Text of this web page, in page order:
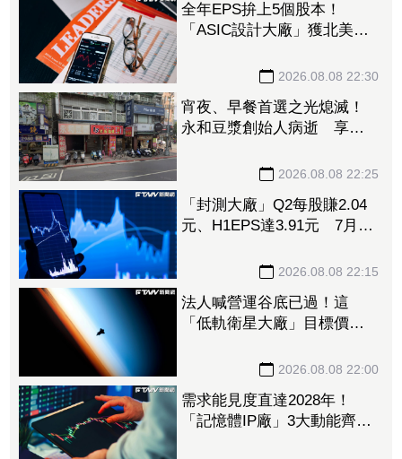
全年EPS拚上5個股本！
「ASIC設計大廠」獲北美
2026.08.08 22:30
宵夜、早餐首選之光熄滅！
永和豆漿創始人病逝 享壽
2026.08.08 22:25
「封測大廠」Q2每股賺2.04
元、H1EPS達3.91元 7月營
2026.08.08 22:15
法人喊營運谷底已過！這
「低軌衛星大廠」目標價衝
營收估成長20%2026.08.08 22:00
需求能見度直達2028年！
「記憶體IP廠」3大動能齊